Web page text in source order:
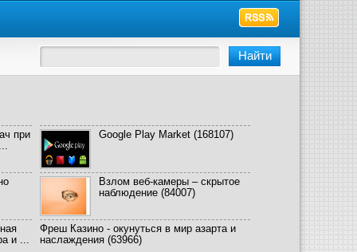
при
Google Play Market (168107)
Взлом веб-камеры – скрытое
наблюдение (84007)
и ...
Фреш Казино - окунуться в мир азарта и
наслаждения (63966)